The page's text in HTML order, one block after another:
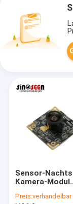
Sensor-
Kamera-Modul
Himbeerpu
Preis:verhandelbar